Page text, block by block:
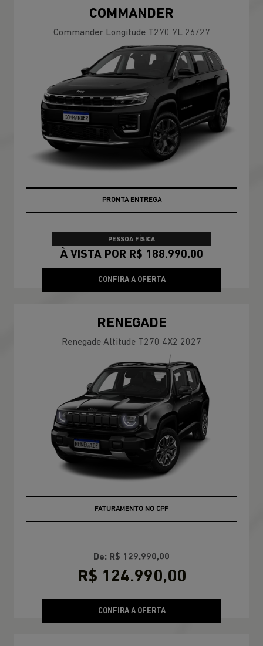
COMMANDER
Commander Longitude T270 7L 26/27
PREÇOS REDUZIDOS
PESSOA FÍSICA
À VISTA POR R$ 188.990,00
CONFIRA A OFERTA
RENEGADE
Renegade Altitude T270 4X2 2027
ÚLTIMAS UNIDADES
De: R$ 129.990,00
R$ 124.990,00
CONFIRA A OFERTA